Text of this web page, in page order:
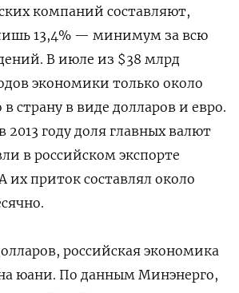
компаний составляют,
13,4% — минимум за всю
В июле из $38 млрд
экономики только около
страну в виде долларов и евро.
2013 году доля главных валют
в российском экспорте
их приток составлял около
российская экономика
юани. По данным Минэнерго,